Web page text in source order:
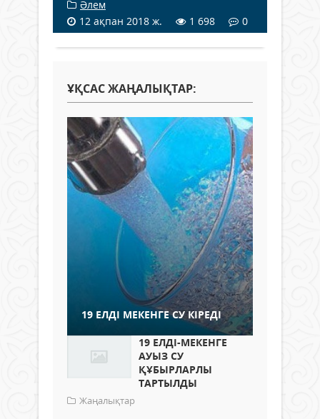
Әлем
12 ақпан 2018 ж.
1 698 0
ҰҚСАС ЖАҢАЛЫҚТАР:
19 ЕЛДІ МЕКЕНГЕ СУ КІРЕДІ
19 ЕЛДІ-МЕКЕНГЕ
АУЫЗ СУ
ҚҰБЫРЛАРЛЫ
ТАРТЫЛДЫ
Жаңалықтар